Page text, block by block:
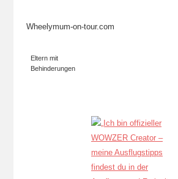
Wheelymum-on-tour.com
Eltern mit
Behinderungen